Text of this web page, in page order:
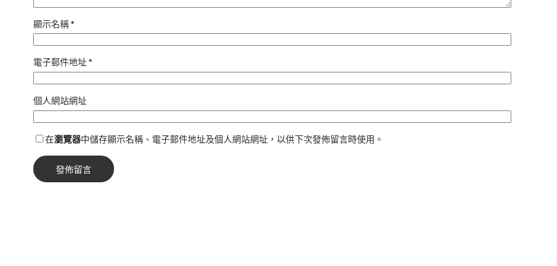
顯示名稱*
電子郵件地址*
個人網站網址
在瀏覽器中儲存顯示名稱、電子郵件地址及個人網站網址，以供下次發佈留言時使用。